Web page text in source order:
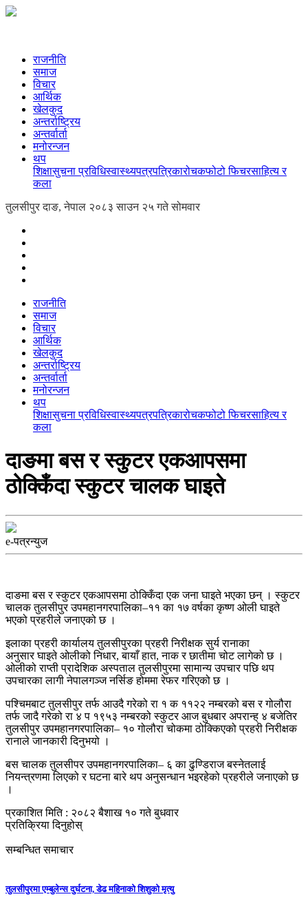
राजनीति
समाज
विचार
आर्थिक
खेलकुद
अन्तर्राष्ट्रिय
अन्तर्वार्ता
मनोरन्जन
थप
शिक्षासुचना प्रविधिस्वास्थ्यपत्रपत्रिकारोचकफोटो फिचरसाहित्य र
कला
तुलसीपुर दाङ, नेपाल २०८३ साउन २५ गते सोमवार
राजनीति
समाज
विचार
आर्थिक
खेलकुद
अन्तर्राष्ट्रिय
अन्तर्वार्ता
मनोरन्जन
थप
शिक्षासुचना प्रविधिस्वास्थ्यपत्रपत्रिकारोचकफोटो फिचरसाहित्य र
कला
दाङमा बस र स्कुटर एकआपसमा
ठोक्किँदा स्कुटर चालक घाइते
e-पत्रन्युज
दाङमा बस र स्कुटर एकआपसमा ठोक्किँदा एक जना घाइते भएका छन् । स्कुटर
चालक तुलसीपुर उपमहानगरपालिका–११ का १७ वर्षका कृष्ण ओली घाइते
भएको प्रहरीले जनाएको छ ।
इलाका प्रहरी कार्यालय तुलसीपुरका प्रहरी निरीक्षक सुर्य रानाका
अनुसार घाइते ओलीको निधार, बायाँ हात, नाक र छातीमा चोट लागेको छ ।
ओलीको राप्ती प्रादेशिक अस्पताल तुलसीपुरमा सामान्य उपचार पछि थप
उपचारका लागी नेपालगञ्ज नर्सिङ होममा रेफर गरिएको छ ।
पश्चिमबाट तुलसीपुर तर्फ आउदै गरेको रा १ क ११२२ नम्बरको बस र गोलौरा
तर्फ जादै गरेको रा ४ प १९५३ नम्बरको स्कुटर आज बुधबार अपरान्ह् ४ बजेतिर
तुलसीपुर उपमहानगरपालिका– १० गोलौरा चोकमा ठोक्किएको प्रहरी निरीक्षक
रानाले जानकारी दिनुभयो ।
बस चालक तुलसीपर उपमहानगरपालिका– ६ का ढुण्डिराज बस्नेतलाई
नियन्त्रणमा लिएको र घटना बारे थप अनुसन्धान भइरहेको प्रहरीले जनाएको छ
।
प्रकाशित मिति : २०८२ बैशाख १० गते बुधवार
प्रतिक्रिया दिनुहोस्
सम्बन्धित समाचार
तुलसीपुरमा एम्बुलेन्स दुर्घटना, डेढ महिनाको शिशुको मृत्यु